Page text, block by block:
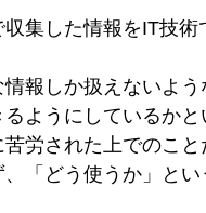
集した情報をIT技術
報しか扱えないよ
ようにしているか
労された上でのこ
「どう使うか」と